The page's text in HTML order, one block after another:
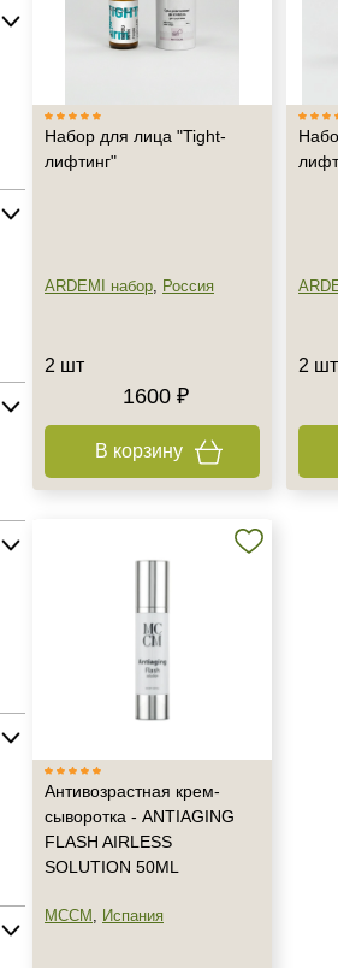
Набор для лица "Tight-
лифтинг"
ARDEMI набор, Россия
2 шт
1600 ₽
В корзину
2 шт
Антивозрастная крем-
сыворотка - ANTIAGING
FLASH AIRLESS
SOLUTION 50ML
MCCM , Испания